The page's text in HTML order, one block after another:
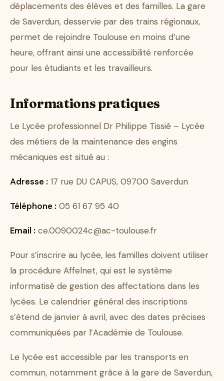
déplacements des élèves et des familles. La gare
de Saverdun, desservie par des trains régionaux,
permet de rejoindre Toulouse en moins d’une
heure, offrant ainsi une accessibilité renforcée
pour les étudiants et les travailleurs.
Informations pratiques
Le Lycée professionnel Dr Philippe Tissié – Lycée
des métiers de la maintenance des engins
mécaniques est situé au :
Adresse : 17 rue DU CAPUS, 09700 Saverdun
Téléphone : 05 61 67 95 40
Email : ce.0090024c@ac-toulouse.fr
Pour s’inscrire au lycée, les familles doivent utiliser
la procédure Affelnet, qui est le système
informatisé de gestion des affectations dans les
lycées. Le calendrier général des inscriptions
s’étend de janvier à avril, avec des dates précises
communiquées par l’Académie de Toulouse.
Le lycée est accessible par les transports en
commun, notamment grâce à la gare de Saverdun,